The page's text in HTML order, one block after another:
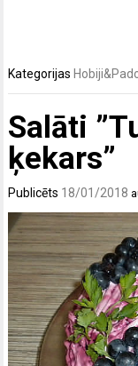
Kategorijas
Salāti
ķekars”
Publicēts 18/01/2018